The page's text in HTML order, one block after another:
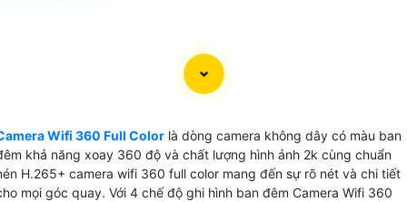
có nhu cầu giám sát ban đêm Với khả năng kết nối
dây và xoay 360 độ, camera này cung cấp khả năng
động chống trộm phát hiện chuyển động và bám sát
tượng giúp bạn dễ dàng theo dõi mọi hoạt động gần
mà không bỏ lỡ bất kỳ sự kiện nào. Với khả năng
trữ dữ liệu trên thẻ nhớ tối đa 512GB và chuẩn nén
Wifi 360 Full Color là dòng camera không dây có màu ban
khả năng xoay 360 độ và chất lượng hình ảnh 2k cùng chuẩn
H.265+ camera wifi 360 full color mang đến sự rõ nét và chi tiết
mọi góc quay. Với 4 chế độ ghi hình ban đêm Camera Wifi 360